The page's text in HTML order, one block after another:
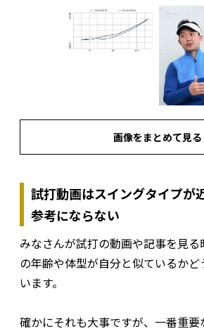
画像をまとめて見る
試打動画はスイングタイプが
参考にならない
みなさんが試打の動画や記事を見る
の年齢や体型が自分と似ているか
います。
確かにそれも大事ですが、一番重